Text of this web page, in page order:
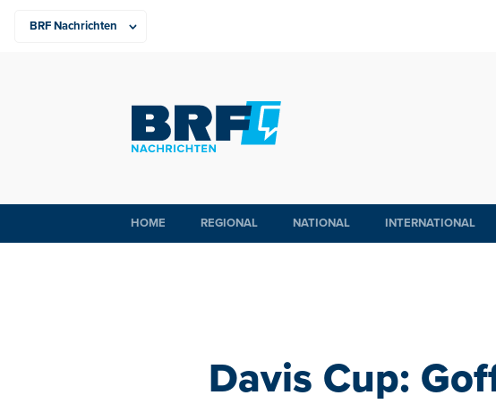
HOME REGIONAL NATIONAL INTERNATIONAL
Davis Cup: